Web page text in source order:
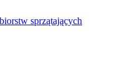
sprzątających